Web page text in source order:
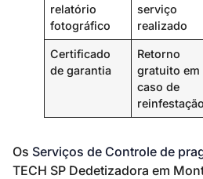
relatório
fotográfico
serviço
realizado
Certificado
de garantia
Retorno
gratuito em
caso de
reinfestação
Os Serviços de Controle de
TECH SP Dedetizadora em